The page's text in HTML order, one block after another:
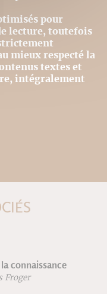
pour
lecture, toutefois
mieux respecté la
textes et
intégralement